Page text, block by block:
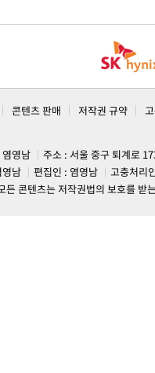
콘텐츠 판매 저작권 규약
영남
주소 : 서울 중구 퇴계로
남
편집인 : 염영남
고충처리
든 콘텐츠는 저작권법의 보호를